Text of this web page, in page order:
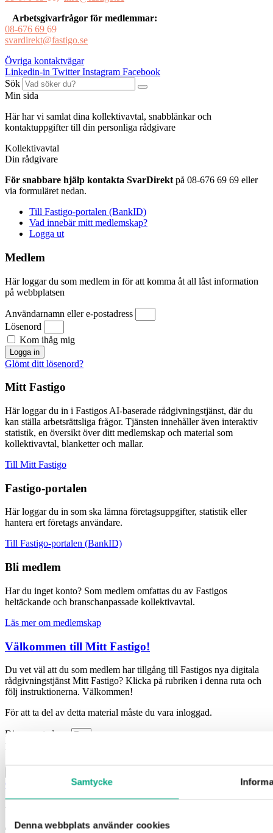
Samtycke
Denna webbplats använder cookies
Arbetsgivarfrågor för medlemmar:
08-676 69 69
svardirekt@fastigo.se
Övriga kontaktvägar
Linkedin-in Twitter Instagram Facebook
Sök
Min sida
Här har vi samlat dina kollektivavtal, snabblänkar och
kontaktuppgifter till din personliga rådgivare
Kollektivavtal
Din rådgivare
För snabbare hjälp kontakta SvarDirekt på 08-676 69 69 eller
via formuläret nedan.
Till Fastigo-portalen (BankID)
Vad innebär mitt medlemskap?
Logga ut
Medlem
Här loggar du som medlem in för att komma åt all låst information
på webbplatsen
Användarnamn eller e-postadress
Lösenord
Kom ihåg mig
Logga in
Glömt ditt lösenord?
Mitt Fastigo
Här loggar du in i Fastigos AI-baserade rådgivningstjänst, där du
kan ställa arbetsrättsliga frågor. Tjänsten innehåller även interaktiv
statistik, en översikt över ditt medlemskap och material som
kollektivavtal, blanketter och mallar.
Till Mitt Fastigo
Fastigo-portalen
Här loggar du in som ska lämna företagsuppgifter, statistik eller
hantera ert företags användare.
Till Fastigo-portalen (BankID)
Bli medlem
Har du inget konto? Som medlem omfattas du av Fastigos
heltäckande och branschanpassade kollektivavtal.
Läs mer om medlemskap
Välkommen till Mitt Fastigo!
Du vet väl att du som medlem har tillgång till Fastigos nya digitala
rådgivningstjänst Mitt Fastigo? Klicka på rubriken i denna ruta och
följ instruktionerna. Välkommen!
För att ta del av detta material måste du vara inloggad.
Din e-postadress
Lösenord
Glömt ditt lösenord?